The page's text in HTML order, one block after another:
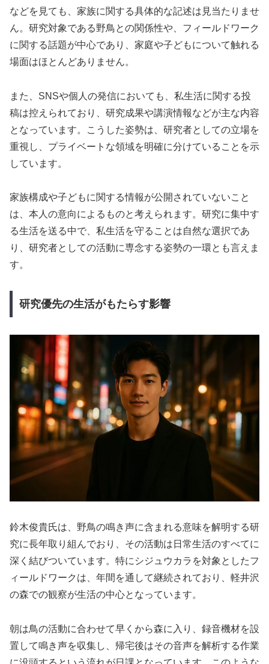
などを見ても、家族に関する具体的な記述は見当たりませ
ん。研究対象である野鳥との関係性や、フィールドワーク
に関する話題が中心であり、家庭や子どもについて触れる
場面はほとんどありません。
また、SNSや個人の発信においても、私生活に関する投
稿は控えられており、研究成果や講演情報などが主な内容
となっています。こうした姿勢は、研究者としての立場を
重視し、プライベートな領域を明確に分けていることを示
しています。
家族構成や子どもに関する情報が公開されていないこと
は、本人の意向によるものと考えられます。研究に集中す
る生活を送る中で、私生活を守ることは自然な選択であ
り、研究者としての活動に専念する姿勢の一環とも言えま
す。
研究優先の生活がもたらす影響
鈴木俊貴氏は、野鳥の鳴き声に含まれる意味を解明する研
究に長年取り組んでおり、その活動は日常生活のすべてに
深く結びついています。特にシジュウカラを対象としたフ
ィールドワークは、年間を通して継続されており、軽井沢
の森での観察が生活の中心となっています。
朝は鳥の活動に合わせて早くから森に入り、録音機材を設
置して鳴き声を収集し、帰宅後はその音声を解析する作業